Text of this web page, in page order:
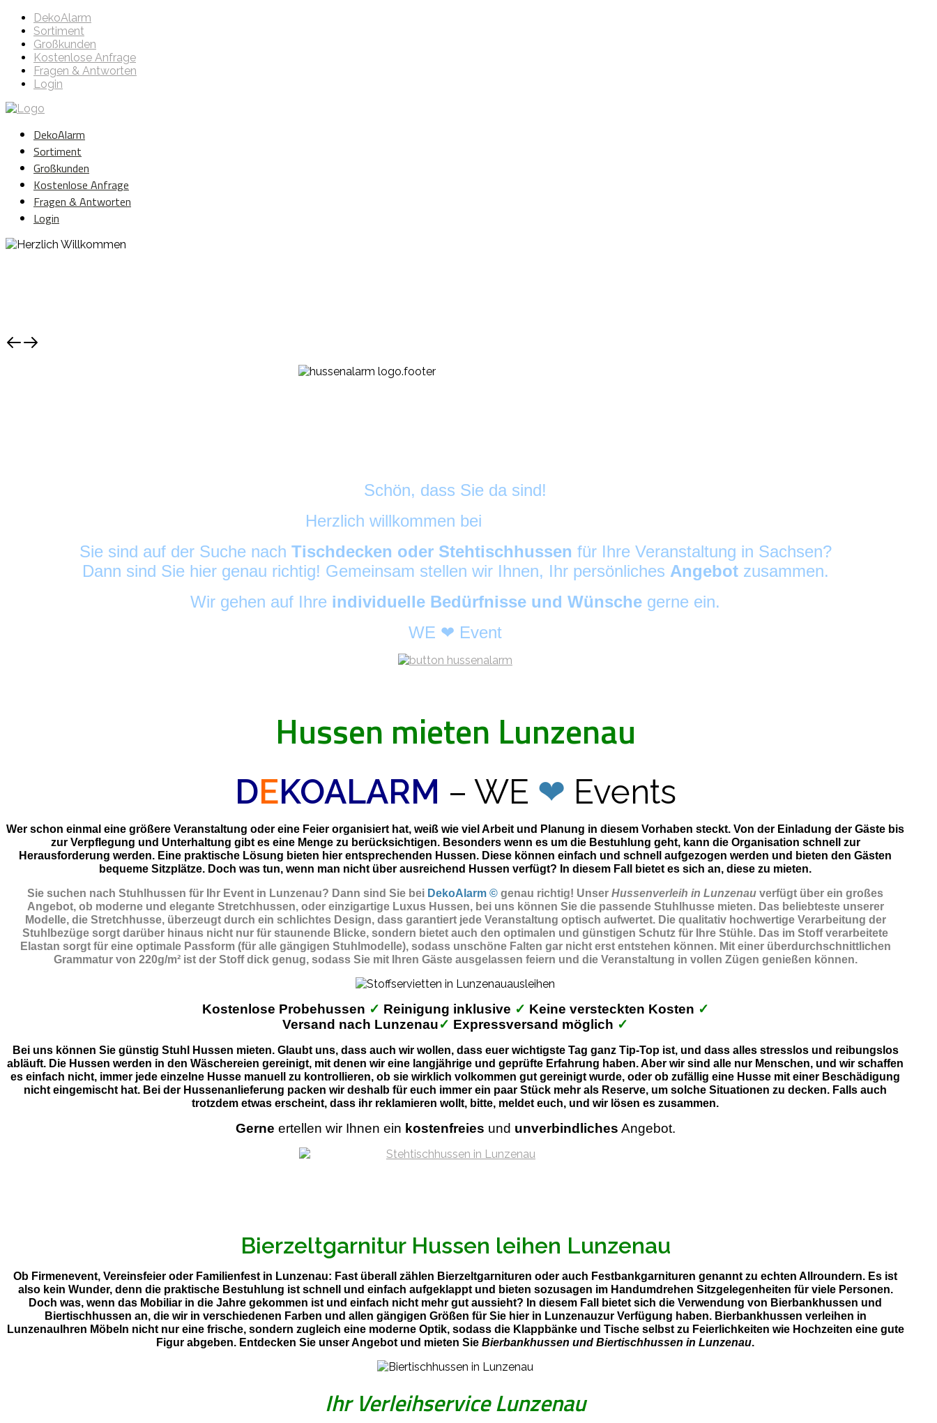
DekoAlarm
Sortiment
Großkunden
Kostenlose Anfrage
Fragen & Antworten
Login
DekoAlarm
Sortiment
Großkunden
Kostenlose Anfrage
Fragen & Antworten
Login
Schön, dass Sie da sind!
Herzlich willkommen bei
Sie sind auf der Suche nach Tischdecken oder Stehtischhussen für Ihre Veranstaltung in Sachsen?
Dann sind Sie hier genau richtig! Gemeinsam stellen wir Ihnen, Ihr persönliches Angebot zusammen.
Wir gehen auf Ihre individuelle Bedürfnisse und Wünsche gerne ein.
WE ❤ Event
Hussen mieten Lunzenau
DEKOALARM – WE ❤ Events
Wer schon einmal eine größere Veranstaltung oder eine Feier organisiert hat, weiß wie viel Arbeit und Planung in diesem Vorhaben steckt. Von der Einladung der Gäste bis
zur Verpflegung und Unterhaltung gibt es eine Menge zu berücksichtigen. Besonders wenn es um die Bestuhlung geht, kann die Organisation schnell zur
Herausforderung werden. Eine praktische Lösung bieten hier entsprechenden Hussen. Diese können einfach und schnell aufgezogen werden und bieten den Gästen
bequeme Sitzplätze. Doch was tun, wenn man nicht über ausreichend Hussen verfügt? In diesem Fall bietet es sich an, diese zu mieten.
Sie suchen nach Stuhlhussen für Ihr Event in Lunzenau? Dann sind Sie bei DekoAlarm © genau richtig! Unser Hussenverleih in Lunzenau verfügt über ein großes
Angebot, ob moderne und elegante Stretchhussen, oder einzigartige Luxus Hussen, bei uns können Sie die passende Stuhlhusse mieten. Das beliebteste unserer
Modelle, die Stretchhusse, überzeugt durch ein schlichtes Design, dass garantiert jede Veranstaltung optisch aufwertet. Die qualitativ hochwertige Verarbeitung der
Stuhlbezüge sorgt darüber hinaus nicht nur für staunende Blicke, sondern bietet auch den optimalen und günstigen Schutz für Ihre Stühle. Das im Stoff verarbeitete
Elastan sorgt für eine optimale Passform (für alle gängigen Stuhlmodelle), sodass unschöne Falten gar nicht erst entstehen können. Mit einer überdurchschnittlichen
Grammatur von 220g/m² ist der Stoff dick genug, sodass Sie mit Ihren Gäste ausgelassen feiern und die Veranstaltung in vollen Zügen genießen können.
Kostenlose Probehussen ✓ Reinigung inklusive ✓ Keine versteckten Kosten ✓
Versand nach Lunzenau✓ Expressversand möglich ✓
Bei uns können Sie günstig Stuhl Hussen mieten. Glaubt uns, dass auch wir wollen, dass euer wichtigste Tag ganz Tip-Top ist, und dass alles stresslos und reibungslos
abläuft. Die Hussen werden in den Wäschereien gereinigt, mit denen wir eine langjährige und geprüfte Erfahrung haben. Aber wir sind alle nur Menschen, und wir schaffen
es einfach nicht, immer jede einzelne Husse manuell zu kontrollieren, ob sie wirklich volkommen gut gereinigt wurde, oder ob zufällig eine Husse mit einer Beschädigung
nicht eingemischt hat. Bei der Hussenanlieferung packen wir deshalb für euch immer ein paar Stück mehr als Reserve, um solche Situationen zu decken. Falls auch
trotzdem etwas erscheint, dass ihr reklamieren wollt, bitte, meldet euch, und wir lösen es zusammen.
Gerne ertellen wir Ihnen ein kostenfreies und unverbindliches Angebot.
Bierzeltgarnitur Hussen leihen Lunzenau
Ob Firmenevent, Vereinsfeier oder Familienfest in Lunzenau: Fast überall zählen Bierzeltgarnituren oder auch Festbankgarnituren genannt zu echten Allroundern. Es ist
also kein Wunder, denn die praktische Bestuhlung ist schnell und einfach aufgeklappt und bieten sozusagen im Handumdrehen Sitzgelegenheiten für viele Personen.
Doch was, wenn das Mobiliar in die Jahre gekommen ist und einfach nicht mehr gut aussieht? In diesem Fall bietet sich die Verwendung von Bierbankhussen und
Biertischhussen an, die wir in verschiedenen Farben und allen gängigen Größen für Sie hier in Lunzenauzur Verfügung haben. Bierbankhussen verleihen in
LunzenauIhren Möbeln nicht nur eine frische, sondern zugleich eine moderne Optik, sodass die Klappbänke und Tische selbst zu Feierlichkeiten wie Hochzeiten eine gute
Figur abgeben. Entdecken Sie unser Angebot und mieten Sie Bierbankhussen und Biertischhussen in Lunzenau.
Ihr Verleihservice Lunzenau